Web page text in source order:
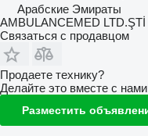
Арабские Эмираты
AMBULANCEMED LTD.ŞTİ
Связаться с продавцом
Продаете технику?
Делайте это вместе с
Разместить